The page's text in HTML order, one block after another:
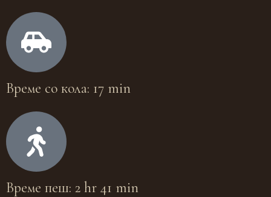
Време со кола: 17 min
Време пеш: 2 hr 41 min